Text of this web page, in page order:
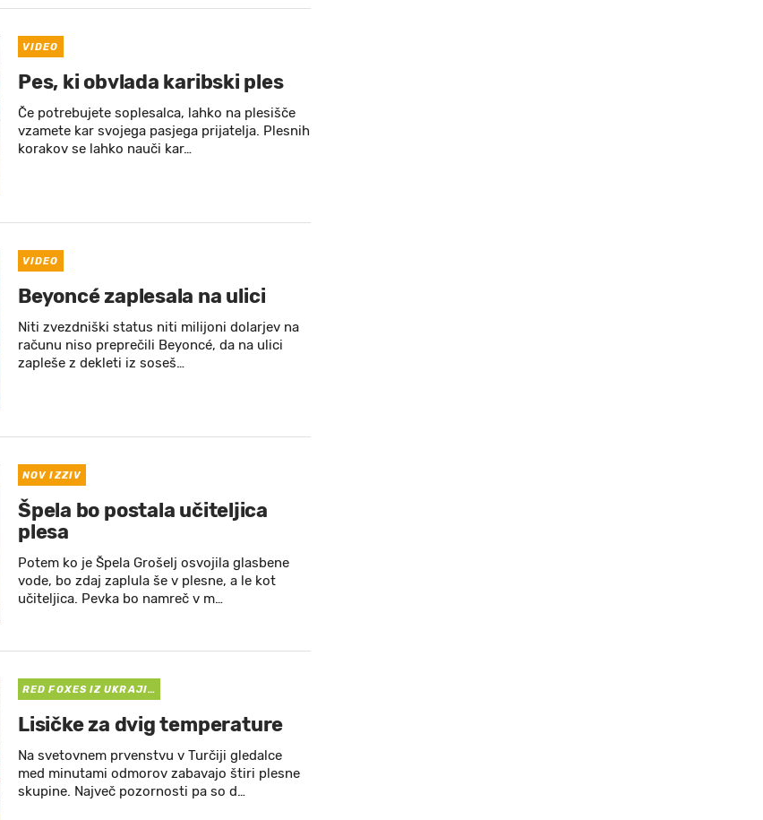
VIDEO
Pes, ki obvlada karibski ples
Če potrebujete soplesalca, lahko na plesišče
vzamete kar svojega pasjega prijatelja. Plesnih
korakov se lahko nauči kar…
VIDEO
Beyoncé zaplesala na ulici
Niti zvezdniški status niti milijoni dolarjev na
računu niso preprečili Beyoncé, da na ulici
zapleše z dekleti iz soseš…
NOV IZZIV
Špela bo postala učiteljica
plesa
Potem ko je Špela Grošelj osvojila glasbene
vode, bo zdaj zaplula še v plesne, a le kot
učiteljica. Pevka bo namreč v m…
RED FOXES IZ UKRAJI…
Lisičke za dvig temperature
Na svetovnem prvenstvu v Turčiji gledalce
med minutami odmorov zabavajo štiri plesne
skupine. Največ pozornosti pa so d…